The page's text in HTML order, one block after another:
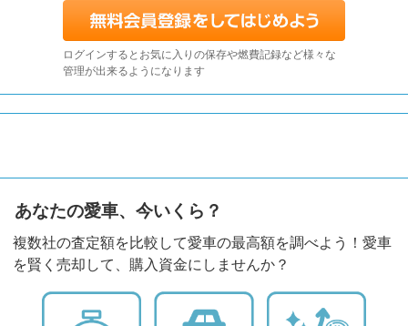
ログインするとお気に入りの保存や燃費記録など様々な
管理が出来るようになります
あなたの愛車、今いくら？
複数社の査定額を比較して愛車の最高額を調べよう！愛車
を賢く売却して、購入資金にしませんか？